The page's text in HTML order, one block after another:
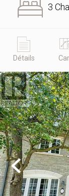
3
Détails
Previous